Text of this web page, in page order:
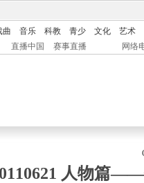
曲 音乐 科教 青少 文化
艺术
直播中国 赛事直播 网络
人物篇